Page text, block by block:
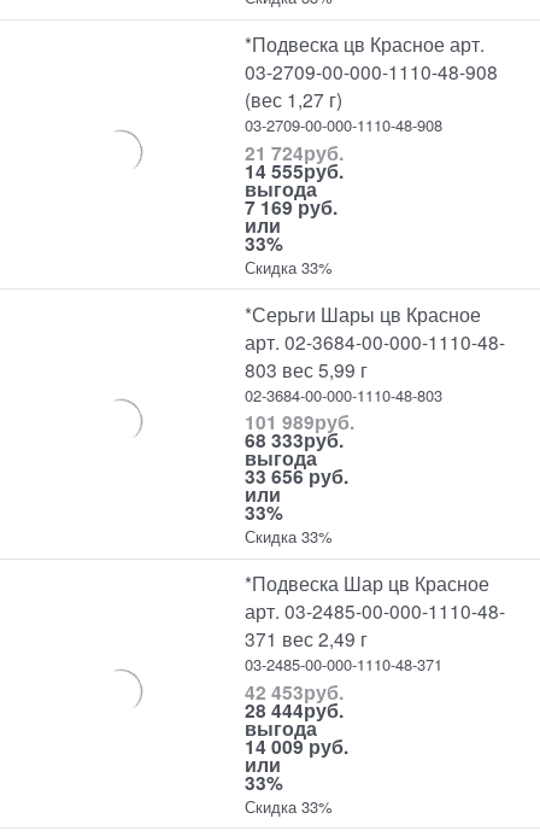
*Подвеска цв Красное арт.
03-2709-00-000-1110-48-908
(вес 1,27 г)
03-2709-00-000-1110-48-908
21 724руб.
14 555руб.
выгода
7 169 руб.
или
33%
Скидка 33%
*Серьги Шары цв Красное
арт. 02-3684-00-000-1110-48-
803 вес 5,99 г
02-3684-00-000-1110-48-803
101 989руб.
68 333руб.
выгода
33 656 руб.
или
33%
Скидка 33%
*Подвеска Шар цв Красное
арт. 03-2485-00-000-1110-48-
371 вес 2,49 г
03-2485-00-000-1110-48-371
42 453руб.
28 444руб.
выгода
14 009 руб.
или
33%
Скидка 33%